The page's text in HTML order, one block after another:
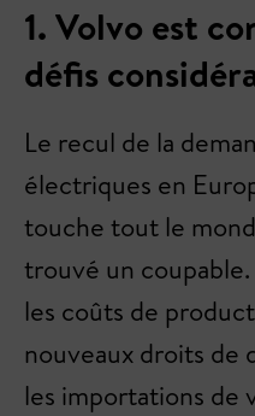
1. Volvo est
défis
Le recul de la
électriques en
touche tout le
trouvé un
les coûts de
nouveaux droits de
les importations de